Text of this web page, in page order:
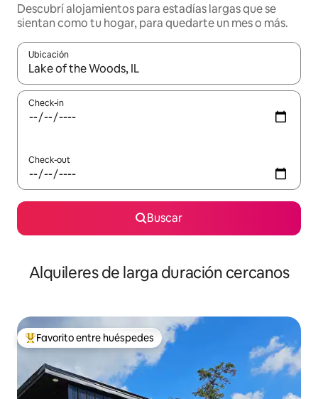
Descubrí alojamientos para estadías largas que se
sientan como tu hogar, para quedarte un mes o más.
Ubicación
Cuando los resultados estén disponibles, navegá con las
Check-in
Check-out
Buscar
Alquileres de larga duración cercanos
Favorito entre los huéspedes más destacados
Favorito entre huéspedes